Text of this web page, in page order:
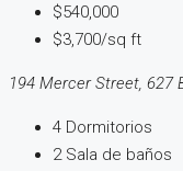
$540,000
$3,700/sq ft
194 Mercer Street, 627
4 Dormitorios
2 Sala de baños